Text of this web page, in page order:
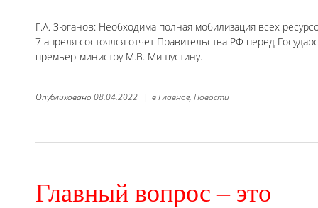
Г.А. Зюганов: Необходима полная мобилизация всех
7 апреля состоялся отчет Правительства РФ перед
премьер-министру М.В. Мишустину.
Опубликовано 08.04.2022 | вГлавное, Новости
Главный вопрос – это